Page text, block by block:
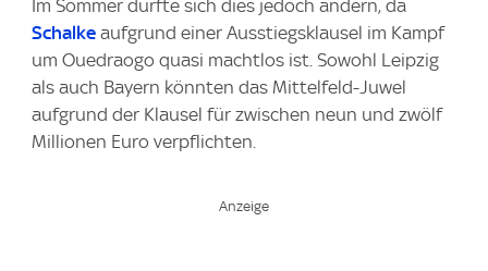
Im Sommer dürfte sich dies jedoch ändern, da
Schalke aufgrund einer Ausstiegsklausel im Kampf
um Ouedraogo quasi machtlos ist. Sowohl Leipzig
als auch Bayern könnten das Mittelfeld-Juwel
aufgrund der Klausel für zwischen neun und zwölf
Millionen Euro verpflichten.